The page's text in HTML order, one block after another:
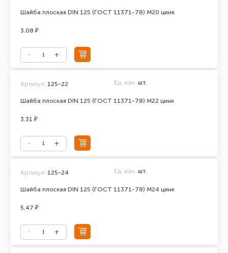
Шайба плоская DIN 125 (ГОСТ 11371-78) М20 цинк
3.08 ₽
Шайба плоская DIN 125 (ГОСТ 11371-78) М22 цинк
Артикул: 125-22 Ед. изм. шт.
3.31 ₽
Шайба плоская DIN 125 (ГОСТ 11371-78) М24 цинк
Артикул: 125-24 Ед. изм. шт.
5.47 ₽